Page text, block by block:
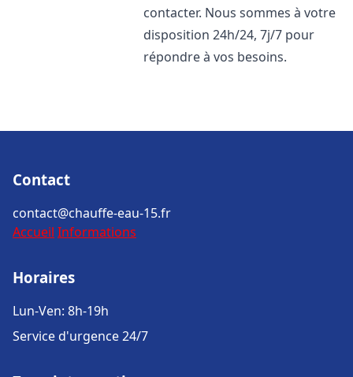
contacter. Nous sommes à votre
disposition 24h/24, 7j/7 pour
répondre à vos besoins.
Contact
contact@chauffe-eau-15.fr
Accueil Informations
Horaires
Lun-Ven: 8h-19h
Service d'urgence 24/7